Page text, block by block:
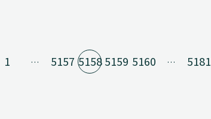
1 … 5157 5158 5159 5160 … 5181